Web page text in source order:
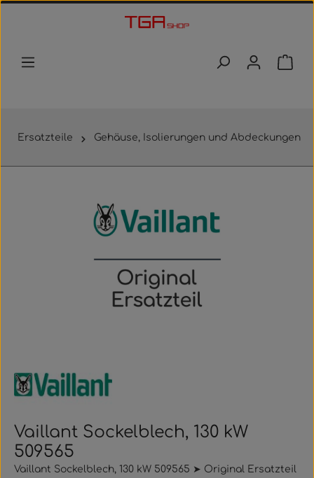
Zum Hauptinhalt springen
Ersatzteile Gehäuse, Isolierungen und Abdeckungen
Vaillant Sockelblech, 130 kW
509565
Vaillant Sockelblech, 130 kW 509565 ➤ Original Ersatzteil